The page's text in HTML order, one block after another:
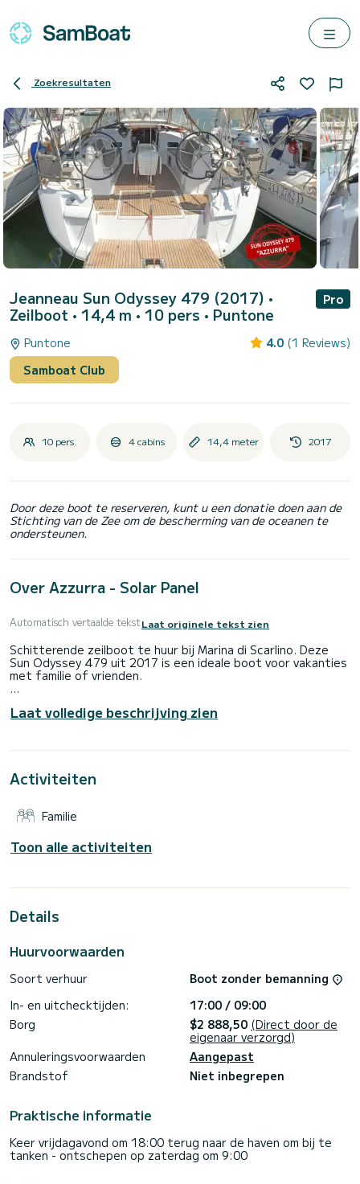
Zoekresultaten
Jeanneau Sun Odyssey 479 (2017) •
Zeilboot • 14,4 m • 10 pers • Puntone
Pro
Puntone 4.0 (1 Reviews)
Samboat Club
10 pers. 4 cabins 14,4 meter 2017
Door deze boot te reserveren, kunt u een donatie doen aan de
Stichting van de Zee om de bescherming van de oceanen te
ondersteunen.
Over Azzurra - Solar Panel
Automatisch vertaalde tekstLaat originele tekst zien
Schitterende zeilboot te huur bij Marina di Scarlino. Deze
Sun Odyssey 479 uit 2017 is een ideale boot voor vakanties
met familie of vrienden.
van 10- persoon boot. Met een totale lengte van 14 meter
is het uw beste bondgenoot voor een buitengewone
douche
en een rolgenua. Het beschikt over de volgende uitrusting:
Klik voor elk verzoek om informatie of boeking op de knop
Laat volledige beschrijving zien
Activiteiten
Familie
Toon alle activiteiten
Details
Huurvoorwaarden
Soort verhuur
Boot zonder bemanning
In- en uitchecktijden:
17:00 / 09:00
Borg
$2 888,50 (Direct door de
eigenaar verzorgd)
Annuleringsvoorwaarden
Aangepast
Brandstof
Niet inbegrepen
Praktische informatie
Keer vrijdagavond om 18:00 terug naar de haven om bij te
tanken - ontschepen op zaterdag om 9:00